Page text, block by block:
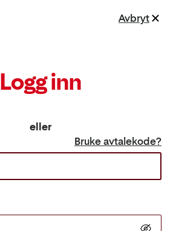
Logg inn
eller
Bruke avtalekode?
Avbryt